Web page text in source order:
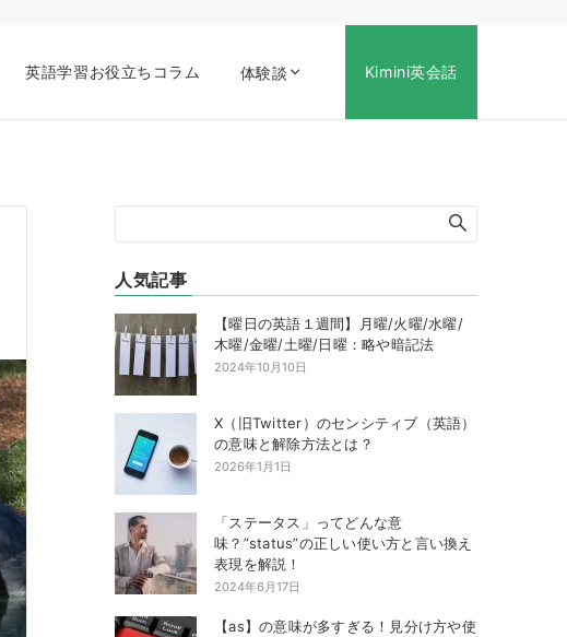
英語学習お役立ちコラム 体験談 Kimini英会話
人気記事
【曜日の英語１週間】月曜/火曜/水曜/
木曜/金曜/土曜/日曜：略や暗記法
2024年10月10日
X（旧Twitter）のセンシティブ（英語）
の意味と解除方法とは？
2026年1月1日
「ステータス」ってどんな意
味？”status”の正しい使い方と言い換え
表現を解説！
2024年6月17日
【as】の意味が多すぎる！見分け方や使